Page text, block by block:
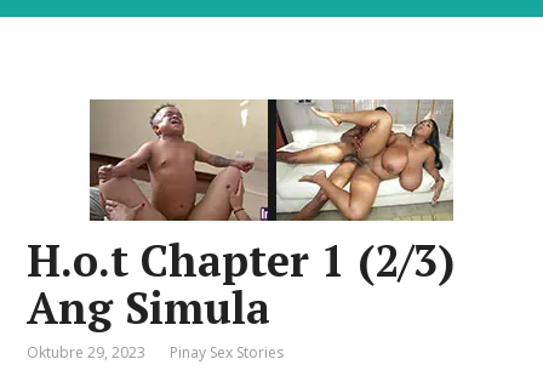
H.o.t Chapter 1 (2/3)
Ang Simula
Oktubre 29, 2023 Pinay Sex Stories